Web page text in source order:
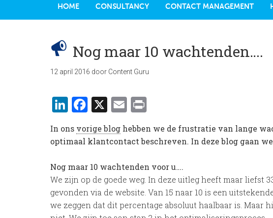
HOME CONSULTANCY CONTACT MANAGEMENT
Nog maar 10 wachtenden….
12 april 2016 door Content Guru
LinkedIn
Facebook
X Email
In ons vorige blog hebben we de frustratie van lange
optimaal klantcontact beschreven. In deze blog gaan
Nog maar 10 wachtenden voor u….
We zijn op de goede weg. In deze uitleg heeft maar liefst
gevonden via de website. Van 15 naar 10 is een
we zeggen dat dit percentage absoluut haalbaar is. Maar